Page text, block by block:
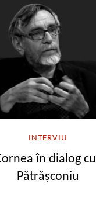
INTERVIU
în dialog
Pătrășconiu